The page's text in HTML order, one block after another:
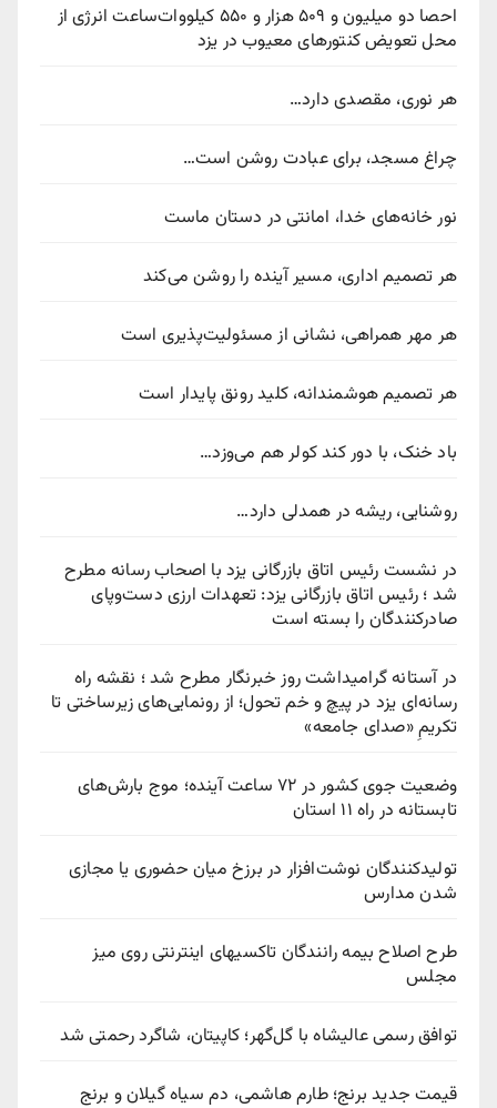
احصا دو میلیون و ۵۰۹ هزار و ۵۵۰ کیلووات‌ساعت انرژی از
محل تعویض کنتورهای معیوب در یزد
هر نوری، مقصدی دارد…
چراغ مسجد، برای عبادت روشن است…
نور خانه‌های خدا، امانتی در دستان ماست
هر تصمیم اداری، مسیر آینده را روشن می‌کند
هر مهر همراهی، نشانی از مسئولیت‌پذیری است
هر تصمیم هوشمندانه، کلید رونق پایدار است
باد خنک، با دور کند کولر هم می‌وزد…
روشنایی، ریشه در همدلی دارد…
در نشست رئیس اتاق بازرگانی یزد با اصحاب رسانه مطرح
شد ؛ رئیس اتاق بازرگانی یزد: تعهدات ارزی دست‌وپای
صادرکنندگان را بسته است
در آستانه گرامیداشت روز خبرنگار مطرح شد ؛ نقشه راه
رسانه‌ای یزد در پیچ‌ و خم تحول؛ از رونمایی‌های زیرساختی تا
تکریمِ «صدای جامعه»
وضعیت جوی کشور در ۷۲ ساعت آینده؛ موج بارش‌های
تابستانه در راه ۱۱ استان
تولیدکنندگان نوشت‌افزار در برزخ میان حضوری یا مجازی
شدن مدارس
طرح اصلاح بیمه رانندگان تاکسیهای اینترنتی روی میز
مجلس
توافق رسمی عالیشاه با گل‌گهر؛ کاپیتان، شاگرد رحمتی شد
قیمت جدید برنج؛ طارم هاشمی، دم سیاه گیلان و برنج